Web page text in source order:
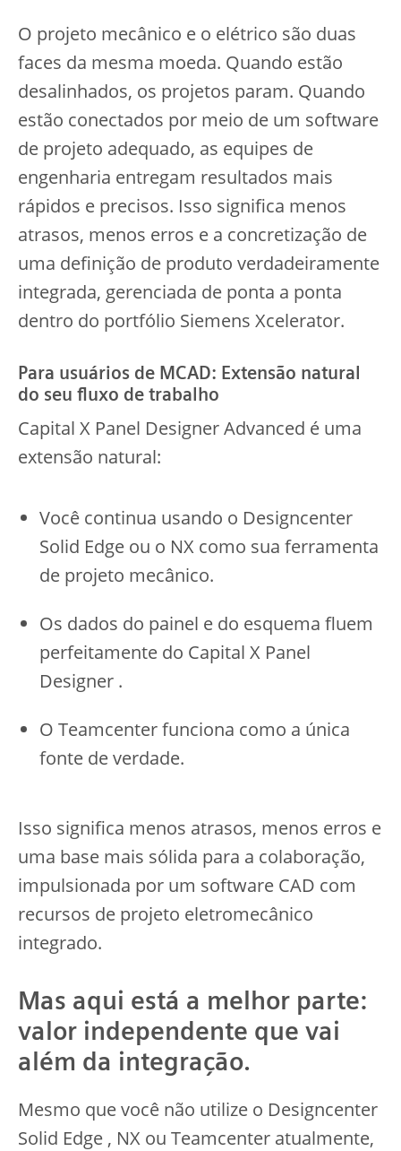
O projeto mecânico e o elétrico são duas
faces da mesma moeda. Quando estão
desalinhados, os projetos param. Quando
estão conectados por meio de um software
de projeto adequado, as equipes de
engenharia entregam resultados mais
rápidos e precisos. Isso significa menos
atrasos, menos erros e a concretização de
uma definição de produto verdadeiramente
integrada, gerenciada de ponta a ponta
dentro do portfólio Siemens Xcelerator.
Para usuários de MCAD: Extensão natural
do seu fluxo de trabalho
Capital X Panel Designer Advanced é uma
extensão natural:
Você continua usando o Designcenter
Solid Edge ou o NX como sua ferramenta
de projeto mecânico.
Os dados do painel e do esquema fluem
perfeitamente do Capital X Panel
Designer .
O Teamcenter funciona como a única
fonte de verdade.
Isso significa menos atrasos, menos erros e
uma base mais sólida para a colaboração,
impulsionada por um software CAD com
recursos de projeto eletromecânico
integrado.
Mas aqui está a melhor parte:
valor independente que vai
além da integração.
Mesmo que você não utilize o Designcenter
Solid Edge , NX ou Teamcenter atualmente,